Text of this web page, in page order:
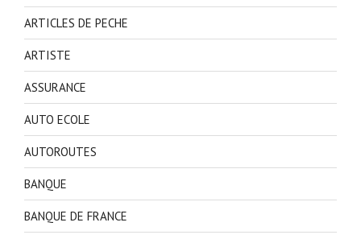
ARTICLES DE PECHE
ARTISTE
ASSURANCE
AUTO ECOLE
AUTOROUTES
BANQUE
BANQUE DE FRANCE